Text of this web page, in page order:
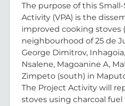
The purpose of this
Activity (VPA) is the
improved cooking stoves
neighbourhood of 25 de
George Dimitrov,
Nsalene, Magoanine A,
Zimpeto (south) in
The Project Activity will
stoves using charcoal